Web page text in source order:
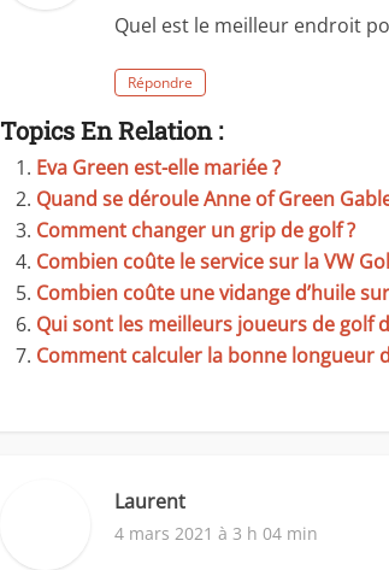
Quel est le meilleur endroit
Répondre
Topics En Relation :
Eva Green est-elle mariée ?
Quand se déroule Anne of Green
Comment changer un grip de golf ?
Combien coûte le service sur la VW
Combien coûte une vidange d’huile
Qui sont les meilleurs joueurs de golf
Comment calculer la bonne longueur
Laurent
4 mars 2021 à 3 h 04 min